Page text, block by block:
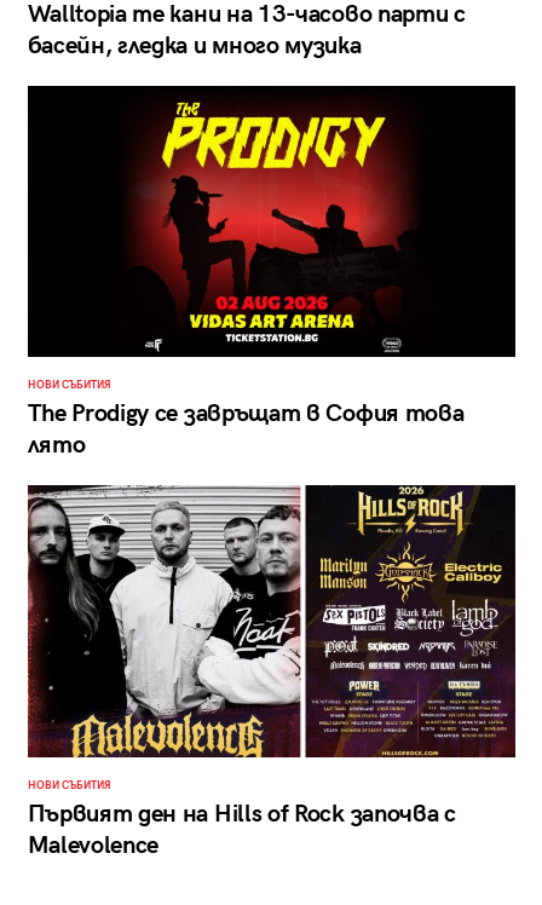
Walltopia те кани на 13-часово парти с
басейн, гледка и много музика
НОВИ СЪБИТИЯ
The Prodigy се завръщат в София това
лято
НОВИ СЪБИТИЯ
Първият ден на Hills of Rock започва с
Malevolence